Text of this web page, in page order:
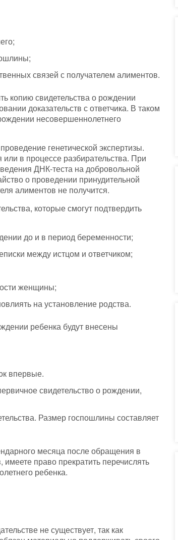
связей с получателем алиментов.
копию свидетельства о рождении
доказательств с ответчика. В таком
несовершеннолетнего
генетической экспертизы.
в процессе разбирательства. При
ДНК-теста на добровольной
о проведении принудительной
алиментов не получится.
которые смогут подтвердить
до и в период беременности;
между истцом и ответчиком;
женщины;
на установление родства.
ребенка будут внесены
впервые.
свидетельство о рождении,
Размер госпошлины составляет
месяца после обращения в
право прекратить перечислять
ребенка.
не существует, так как